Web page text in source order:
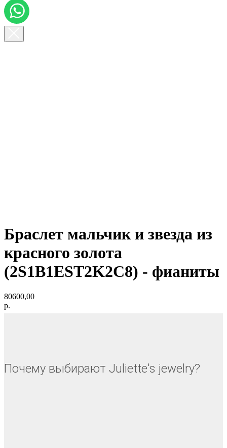
Браслет мальчик и звезда из
красного золота
(2S1B1EST2K2C8) - фианиты
80600,00
р.
Почему выбирают Juliette's jewelry?